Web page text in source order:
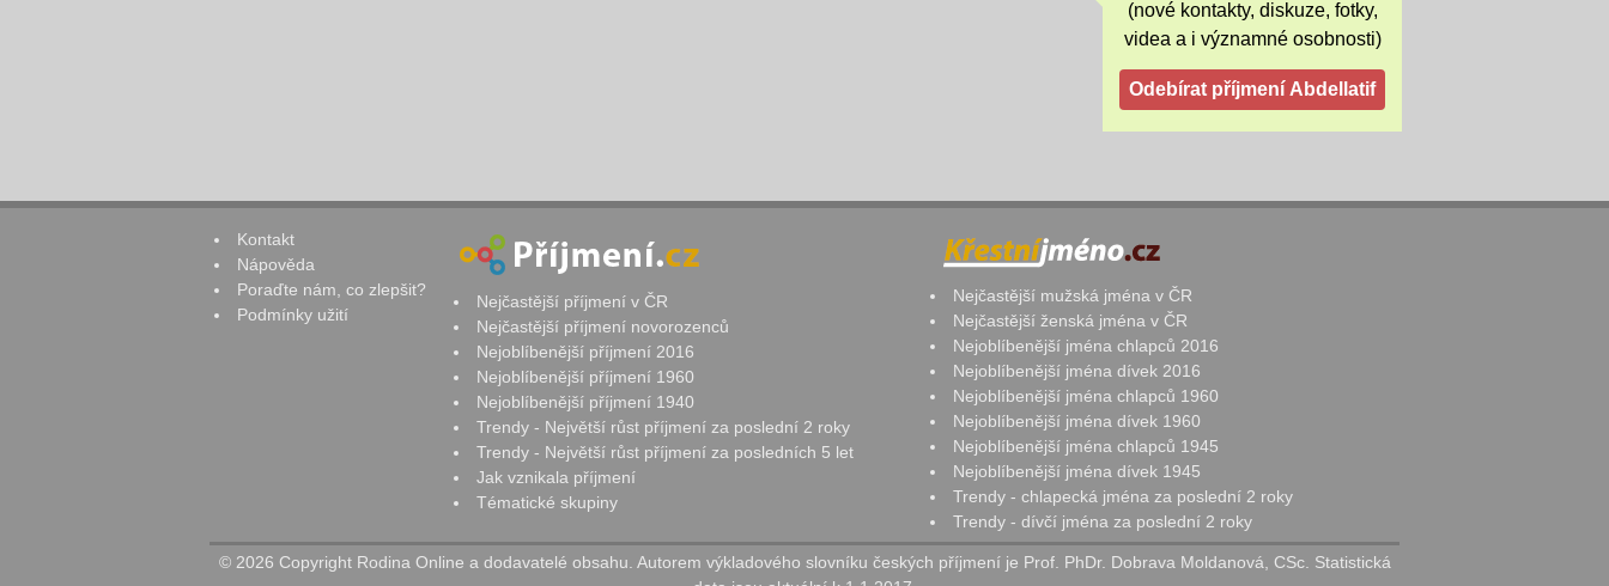
(nové kontakty, diskuze, fotky,
videa a i významné osobnosti)
Kontakt
Nápověda
Poraďte nám, co zlepšit?
Podmínky užití
Nejčastější příjmení v ČR
Nejčastější příjmení novorozenců
Nejoblíbenější příjmení 2016
Nejoblíbenější příjmení 1960
Nejoblíbenější příjmení 1940
Trendy - Největší růst příjmení za poslední 2 roky
Trendy - Největší růst příjmení za posledních 5 let
Jak vznikala příjmení
Tématické skupiny
Nejčastější mužská jména v ČR
Nejčastější ženská jména v ČR
Nejoblíbenější jména chlapců 2016
Nejoblíbenější jména dívek 2016
Nejoblíbenější jména chlapců 1960
Nejoblíbenější jména dívek 1960
Nejoblíbenější jména chlapců 1945
Nejoblíbenější jména dívek 1945
Trendy - chlapecká jména za poslední 2 roky
Trendy - dívčí jména za poslední 2 roky
© 2026 Copyright Rodina Online a dodavatelé obsahu. Autorem výkladového slovníku českých příjmení je Prof. PhDr. Dobrava Moldanová, CSc. Statistická